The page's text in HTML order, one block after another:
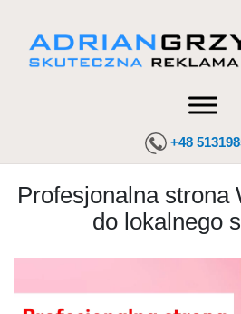
+48
Profesjonalna strona
do lokalnego